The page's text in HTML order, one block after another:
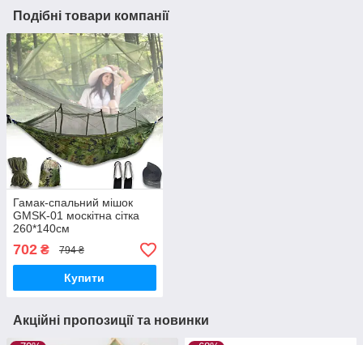
Подібні товари компанії
Гамак-спальний мішок
GMSK-01 москітна сітка
260*140см
702 ₴ 794 ₴
Купити
Акційні пропозиції та новинки